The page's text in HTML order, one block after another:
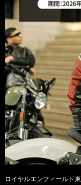
ロイヤルエンフィールド